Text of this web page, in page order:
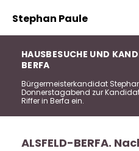
Stephan Paule
HAUSBESUCHE UND
BERFA
Bürgermeisterkandidat
Donnerstagabend zur
Riffer in Berfa ein.
ALSFELD-BERFA.